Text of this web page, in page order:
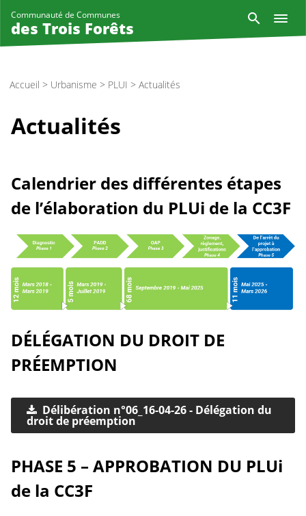
Communauté de Communes
des Trois Forêts
Accueil > Urbanisme > PLUI > Actualités
Actualités
Calendrier des différentes étapes
de l’élaboration du PLUi de la CC3F
DÉLÉGATION DU DROIT DE
PRÉEMPTION
Délibération n°06_16-04-26 - Délégation du
droit de préemption
PHASE 5 – APPROBATION DU PLUi
de la CC3F